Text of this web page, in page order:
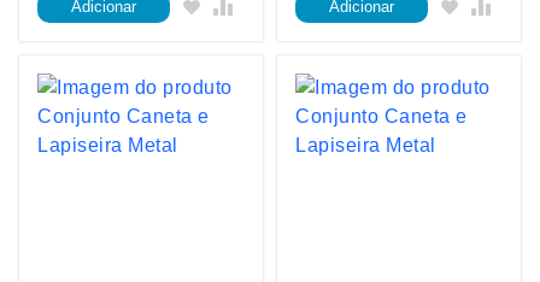
Adicionar Adicionar